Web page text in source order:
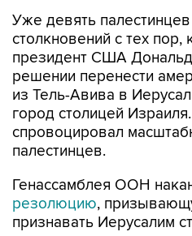
Уже девять
столкновений с тех пор,
президент США
решении перенести
из Тель-Авива в
город столицей
спровоцировал
палестинцев.
Генассамблея ООН
резолюцию,
признавать Иерусалим